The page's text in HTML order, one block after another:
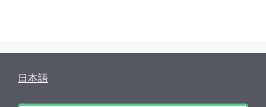
日本語